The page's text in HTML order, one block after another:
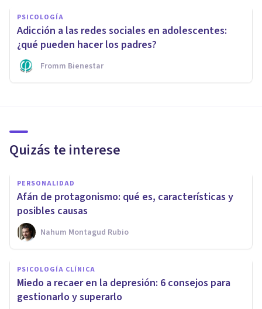
PSICOLOGÍA
Adicción a las redes sociales en adolescentes:
¿qué pueden hacer los padres?
Fromm Bienestar
Quizás te interese
PERSONALIDAD
Afán de protagonismo: qué es, características y
posibles causas
Nahum Montagud Rubio
PSICOLOGÍA CLÍNICA
Miedo a recaer en la depresión: 6 consejos para
gestionarlo y superarlo